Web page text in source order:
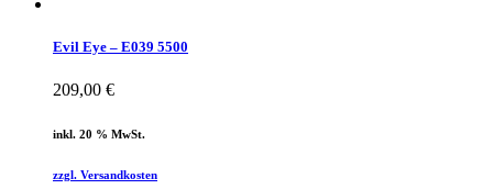
Evil Eye – E039 5500
209,00 €
inkl. 20 % MwSt.
zzgl. Versandkosten